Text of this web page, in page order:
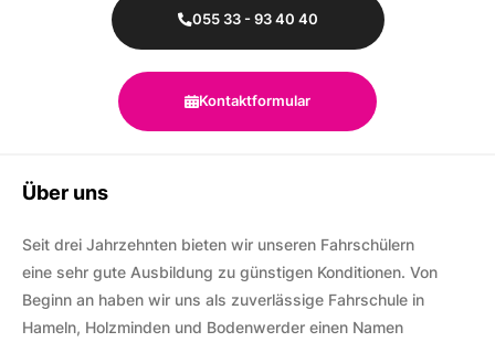
055 33 - 93 40 40
Kontaktformular
Über uns
Seit drei Jahrzehnten bieten wir unseren Fahrschülern
eine sehr gute Ausbildung zu günstigen Konditionen. Von
Beginn an haben wir uns als zuverlässige Fahrschule in
Hameln, Holzminden und Bodenwerder einen Namen